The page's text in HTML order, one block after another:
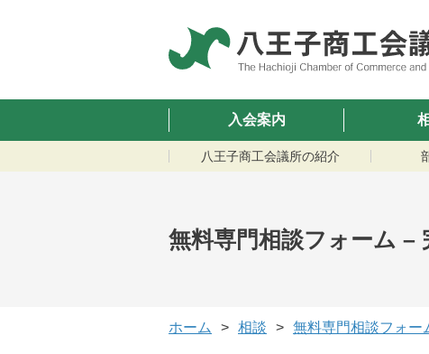
入会案内
八王子商工会議所の紹介
無料専門相談フォーム –
ホーム 相談 無料専門相談フォー